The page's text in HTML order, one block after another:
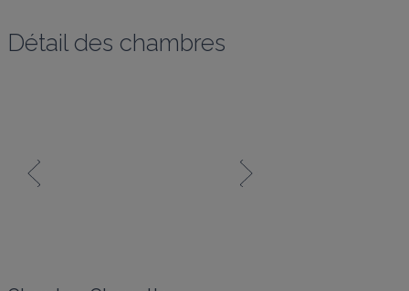
Détail des chambres